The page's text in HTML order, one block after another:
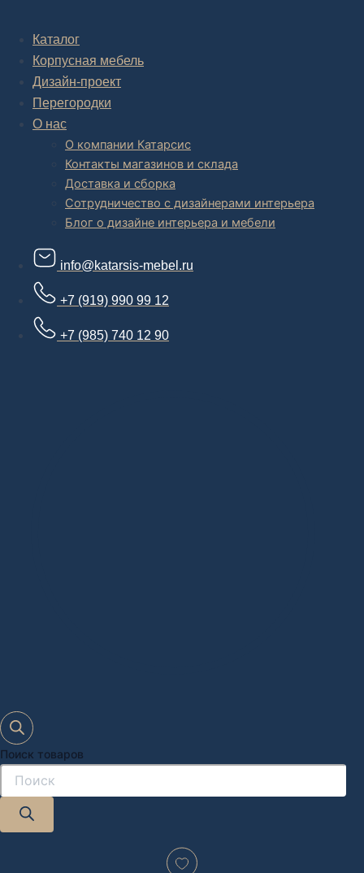
Каталог
Корпусная мебель
Дизайн-проект
Перегородки
О нас
О компании Катарсис
Контакты магазинов и склада
Доставка и сборка
Сотрудничество с дизайнерами интерьера
Блог о дизайне интерьера и мебели
info@katarsis-mebel.ru
+7 (919) 990 99 12
+7 (985) 740 12 90
Поиск товаров
дизайн проекта интерьера,
В салоне мебелииинтернет магазине дизайнерской мебели
есть и готовые товары, которые можем доставить уже сегодня, и
корпусная мебель на заказ, включая кухни.
Дизайн-проект "под ключ" в Москве